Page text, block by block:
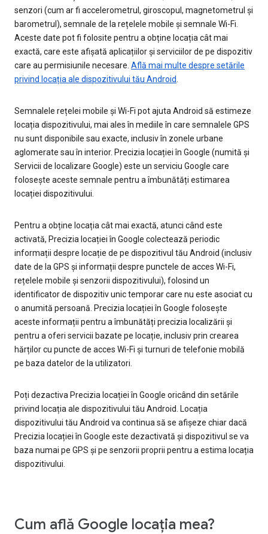
senzori (cum ar fi accelerometrul, giroscopul, magnetometrul și
barometrul), semnale de la rețelele mobile și semnale Wi-Fi.
Aceste date pot fi folosite pentru a obține locația cât mai
exactă, care este afișată aplicațiilor și serviciilor de pe dispozitiv
care au permisiunile necesare. Află mai multe despre setările
privind locația ale dispozitivului tău Android
Semnalele rețelei mobile și Wi-Fi pot ajuta Android să estimeze
locația dispozitivului, mai ales în mediile în care semnalele GPS
nu sunt disponibile sau exacte, inclusiv în zonele urbane
aglomerate sau în interior. Precizia locației în Google (numită și
Servicii de localizare Google) este un serviciu Google care
folosește aceste semnale pentru a îmbunătăți estimarea
locației dispozitivului.
Pentru a obține locația cât mai exactă, atunci când este
activată, Precizia locației în Google colectează periodic
informații despre locație de pe dispozitivul tău Android (inclusiv
date de la GPS și informații despre punctele de acces Wi-Fi,
rețelele mobile și senzorii dispozitivului), folosind un
identificator de dispozitiv unic temporar care nu este asociat cu
o anumită persoană. Precizia locației în Google folosește
aceste informații pentru a îmbunătăți precizia localizării și
pentru a oferi servicii bazate pe locație, inclusiv prin crearea
hărților cu puncte de acces Wi-Fi și turnuri de telefonie mobilă
pe baza datelor de la utilizatori.
Poți dezactiva Precizia locației în Google oricând din setările
privind locația ale dispozitivului tău Android. Locația
dispozitivului tău Android va continua să se afișeze chiar dacă
Precizia locației în Google este dezactivată și dispozitivul se va
baza numai pe GPS și pe senzorii proprii pentru a estima locația
dispozitivului.
Cum află Google locația mea?